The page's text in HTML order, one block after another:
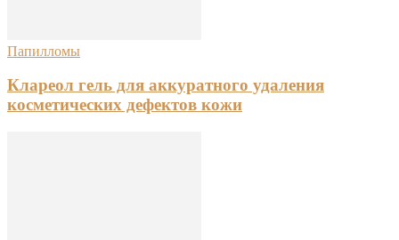
Папилломы
Клареол гель для аккуратного удаления
косметических дефектов кожи